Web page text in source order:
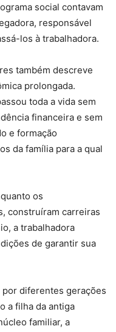
social contavam
responsável
los à trabalhadora.
também descreve
prolongada.
toda a vida sem
financeira e sem
e formação
da família para a qual
os
construíram carreiras
a trabalhadora
de garantir sua
diferentes gerações
a filha da antiga
familiar, a